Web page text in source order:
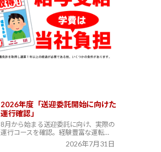
2026年度「送迎委託開始に向けた
運行確認」
8月から始まる送迎委託に向け、実際の
運行コースを確認。経験豊富な運転…
2026年7月31日